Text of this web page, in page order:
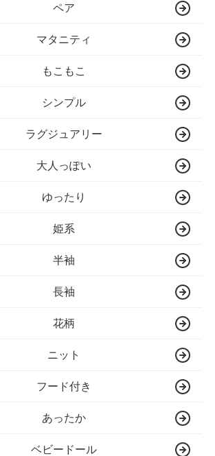
ペア
マタニティ
もこもこ
シンプル
ラグジュアリー
大人っぽい
ゆったり
姫系
半袖
長袖
花柄
ニット
フード付き
あったか
ベビードール